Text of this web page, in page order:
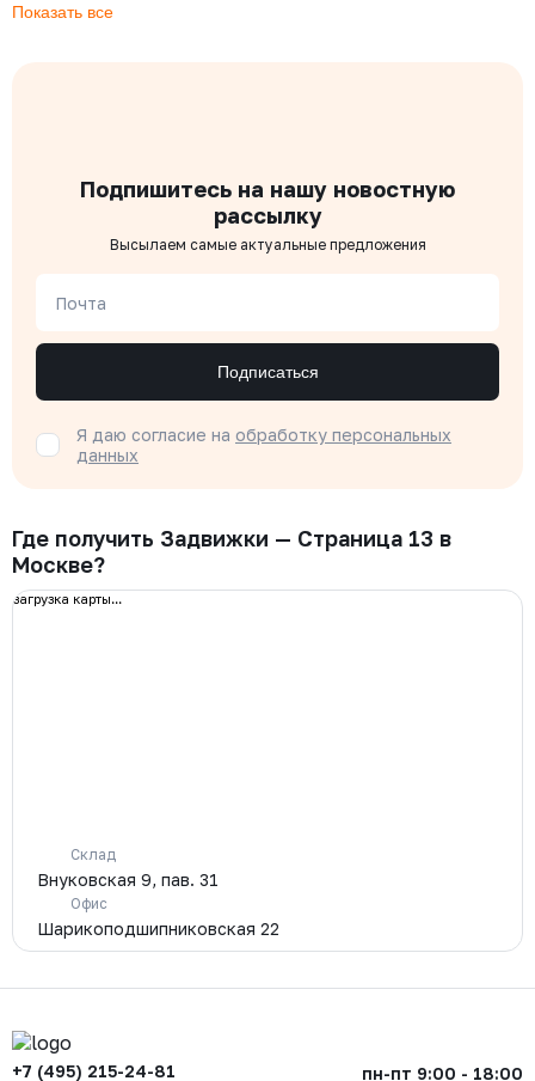
Показать все
Подпишитесь на нашу новостную
рассылку
Высылаем самые актуальные предложения
Почта
Подписаться
Я даю согласие на обработку персональных
данных
Где получить Задвижки — Страница 13 в
Москве?
загрузка карты...
Склад
Внуковская 9, пав. 31
Офис
Шарикоподшипниковская 22
+7 (495) 215-24-81 пн-пт 9:00 - 18:00